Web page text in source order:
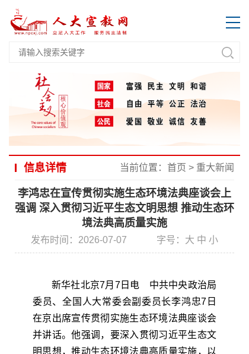
信息详情 当前位置： 首页 > 重大新闻
李鸿忠在宣传贯彻实施生态环境法典座谈会上
强调 深入贯彻习近平生态文明思想 推动生态环
境法典高质量实施
发布时间：2026-07-07 字号： 大 中 小
新华社北京7月7日电 中共中央政治局
委员、全国人大常委会副委员长李鸿忠7日
在京出席宣传贯彻实施生态环境法典座谈会
并讲话。他强调，要深入贯彻习近平生态文
明思想，推动生态环境法典高质量实施，以